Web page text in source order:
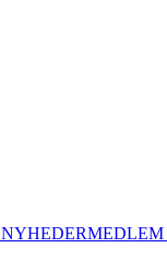
NYHEDERMEDLEM